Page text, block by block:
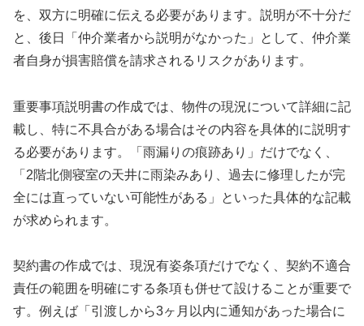
を、双方に明確に伝える必要があります。説明が不十分だ
と、後日「仲介業者から説明がなかった」として、仲介業
者自身が損害賠償を請求されるリスクがあります。
重要事項説明書の作成では、物件の現況について詳細に記
載し、特に不具合がある場合はその内容を具体的に説明す
る必要があります。「雨漏りの痕跡あり」だけでなく、
「2階北側寝室の天井に雨染みあり、過去に修理したが完
全には直っていない可能性がある」といった具体的な記載
が求められます。
契約書の作成では、現況有姿条項だけでなく、契約不適合
責任の範囲を明確にする条項も併せて設けることが重要で
す。例えば「引渡しから3ヶ月以内に通知があった場合に